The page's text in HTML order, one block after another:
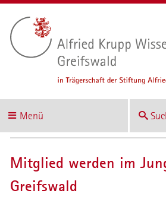
Menü
Mitglied werden im
Greifswald